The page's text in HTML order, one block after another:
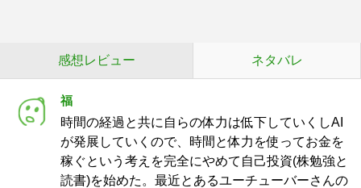
感想レビュー ネタバレ
福
時間の経過と共に自らの体力は低下していくしAI
が発展していくので、時間と体力を使ってお金を
稼ぐという考えを完全にやめて自己投資(株勉強と
読書)を始めた。最近とあるユーチューバーさんの